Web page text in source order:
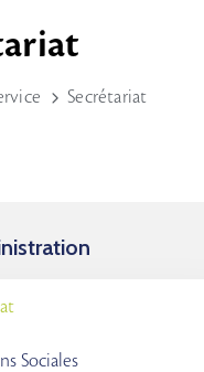
Secrétariat
Sociales